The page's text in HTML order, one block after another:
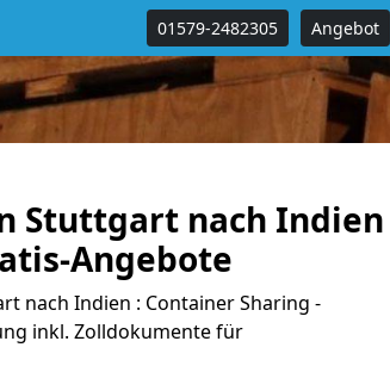
01579-2482305 Angebot
Stuttgart nach Indien
Angebote
nach Indien : Container Sharing -
inkl. Zolldokumente für